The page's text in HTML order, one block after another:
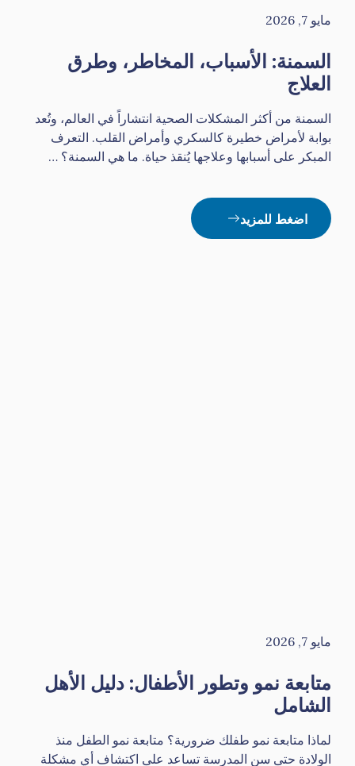
مايو 7, 2026
السمنة: الأسباب، المخاطر، وطرق
العلاج
السمنة من أكثر المشكلات الصحية انتشاراً في العالم، وتُعد
بوابة لأمراض خطيرة كالسكري وأمراض القلب. التعرف
المبكر على أسبابها وعلاجها يُنقذ حياة. ما هي السمنة؟ …
مايو 7, 2026
متابعة نمو وتطور الأطفال: دليل الأهل
الشامل
لماذا متابعة نمو طفلك ضرورية؟ متابعة نمو الطفل منذ
الولادة حتى سن المدرسة تساعد على اكتشاف أي مشكلة